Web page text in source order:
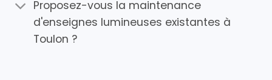
Proposez-vous la maintenance
d'enseignes lumineuses existantes à
Toulon ?